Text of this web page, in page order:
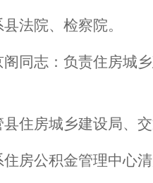
法院、检察院。
阁同志：负责住房城
县住房城乡建设局、
住房公积金管理中心